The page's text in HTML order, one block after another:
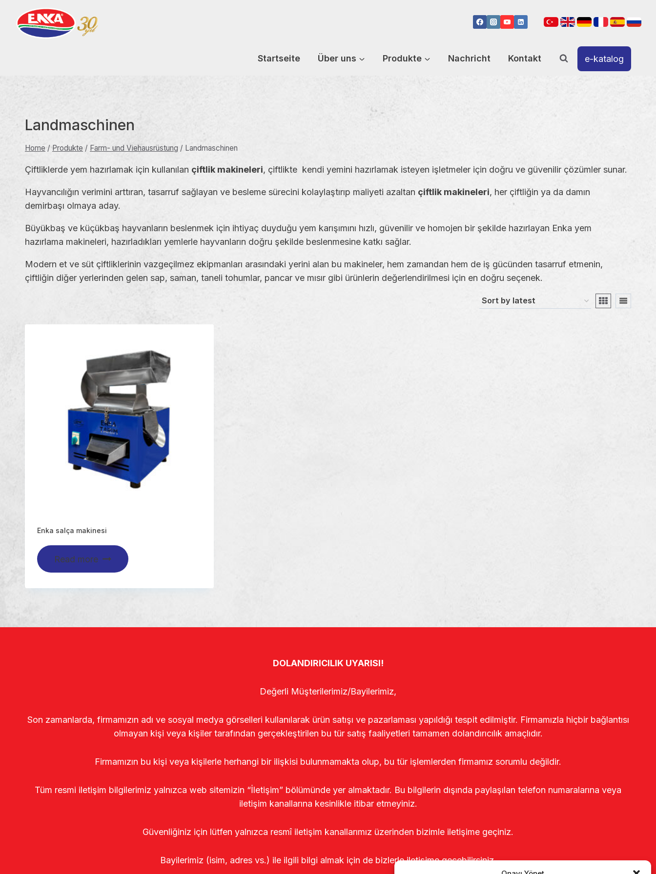
content
Startseite Über uns Produkte Nachricht Kontakt e-katalog
Landmaschinen
Home / Produkte / Farm- und Viehausrüstung / Landmaschinen
Çiftliklerde yem hazırlamak için kullanılan çiftlik makineleri, çiftlikte kendi yemini hazırlamak isteyen işletmeler için doğru ve güvenilir çözümler sunar.
Hayvancılığın verimini arttıran, tasarruf sağlayan ve besleme sürecini kolaylaştırıp maliyeti azaltan çiftlik makineleri, her çiftliğin ya da damın
demirbaşı olmaya aday.
Büyükbaş ve küçükbaş hayvanların beslenmek için ihtiyaç duyduğu yem karışımını hızlı, güvenilir ve homojen bir şekilde hazırlayan Enka yem
hazırlama makineleri, hazırladıkları yemlerle hayvanların doğru şekilde beslenmesine katkı sağlar.
Modern et ve süt çiftliklerinin vazgeçilmez ekipmanları arasındaki yerini alan bu makineler, hem zamandan hem de iş gücünden tasarruf etmenin,
çiftliğin diğer yerlerinden gelen sap, saman, taneli tohumlar, pancar ve mısır gibi ürünlerin değerlendirilmesi için en doğru seçenek.
Enka salça makinesi
Read more
DOLANDIRICILIK UYARISI!
Değerli Müşterilerimiz/Bayilerimiz,
Son zamanlarda, firmamızın adı ve sosyal medya görselleri kullanılarak ürün satışı ve pazarlaması yapıldığı tespit edilmiştir. Firmamızla hiçbir bağlantısı
olmayan kişi veya kişiler tarafından gerçekleştirilen bu tür satış faaliyetleri tamamen dolandırıcılık amaçlıdır.
Firmamızın bu kişi veya kişilerle herhangi bir ilişkisi bulunmamakta olup, bu tür işlemlerden firmamız sorumlu değildir.
Tüm resmi iletişim bilgilerimiz yalnızca web sitemizin “İletişim” bölümünde yer almaktadır. Bu bilgilerin dışında paylaşılan telefon numaralarına veya
iletişim kanallarına kesinlikle itibar etmeyiniz.
Güvenliğiniz için lütfen yalnızca resmî iletişim kanallarımız üzerinden bizimle iletişime geçiniz.
Bayilerimiz (isim, adres vs.) ile ilgili bilgi almak için de bizlerle iletişime geçebilirsiniz.